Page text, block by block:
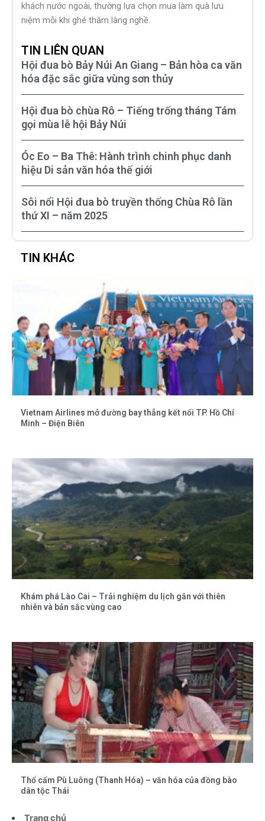
Trang chủ
khách nước ngoài, thường lựa chọn mua làm quà lưu
niệm mỗi khi ghé thăm làng nghề.
TIN LIÊN QUAN
Hội đua bò Bảy Núi An Giang – Bản hòa ca văn
hóa đặc sắc giữa vùng sơn thủy
Hội đua bò chùa Rô – Tiếng trống tháng Tám
gọi mùa lễ hội Bảy Núi
Óc Eo – Ba Thê: Hành trình chinh phục danh
hiệu Di sản văn hóa thế giới
Sôi nổi Hội đua bò truyền thống Chùa Rô lần
thứ XI – năm 2025
TIN KHÁC
Vietnam Airlines mở đường bay thẳng kết nối TP. Hồ Chí
Minh – Điện Biên
Khám phá Lào Cai – Trải nghiệm du lịch gắn với thiên
nhiên và bản sắc vùng cao
Thổ cẩm Pù Luông (Thanh Hóa) – văn hóa của đồng bào
dân tộc Thái